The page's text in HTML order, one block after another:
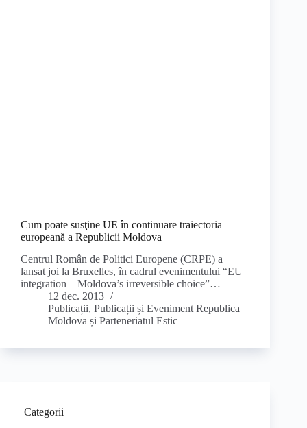
Cum poate susţine UE în continuare traiectoria
europeană a Republicii Moldova
Centrul Român de Politici Europene (CRPE) a
lansat joi la Bruxelles, în cadrul evenimentului “EU
integration – Moldova’s irreversible choice”…
12 dec. 2013
Publicații, Publicații și Eveniment Republica
Moldova și Parteneriatul Estic
Categorii